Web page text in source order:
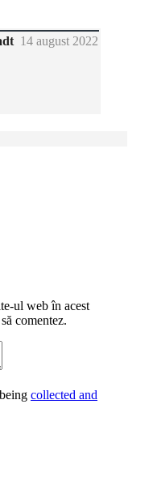
14 august 2022
ul web în acest
comentez.
collected and